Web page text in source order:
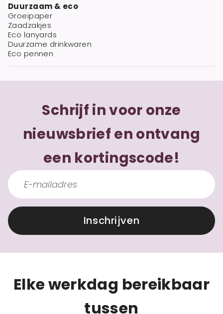
Duurzaam & eco
Groeipaper
Zaadzakjes
Eco lanyards
Duurzame drinkwaren
Eco pennen
Schrijf in voor onze
nieuwsbrief en ontvang
een kortingscode!
Inschrijven
Elke werkdag bereikbaar
tussen